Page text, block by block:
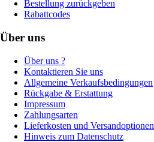
Bestellung zurückgeben
Rabattcodes
Über uns
Über uns ?
Kontaktieren Sie uns
Allgemeine Verkaufsbedingungen
Rückgabe & Erstattung
Impressum
Zahlungsarten
Lieferkosten und Versandoptionen
Hinweis zum Datenschutz